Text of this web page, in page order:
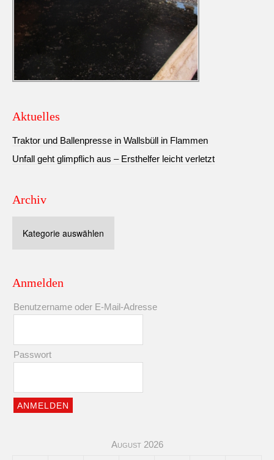
Aktuelles
Traktor und Ballenpresse in Wallsbüll in Flammen
Unfall geht glimpflich aus – Ersthelfer leicht verletzt
Archiv
Anmelden
Benutzername oder E-Mail-Adresse
Passwort
August 2026